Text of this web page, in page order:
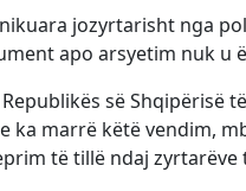
jozyrtarisht nga
apo arsyetim nuk u
së
ka marrë këtë vendim,
të tillë ndaj